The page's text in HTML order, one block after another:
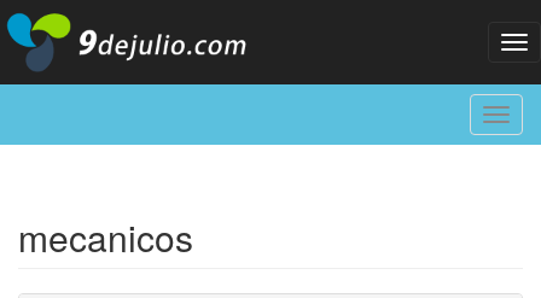
mecanicos